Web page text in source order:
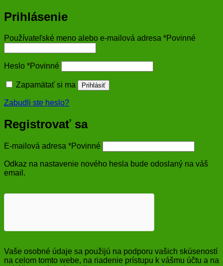
Prihlásenie
Používateľské meno alebo e-mailová adresa *Povinné
Heslo *Povinné
Zapamätať si ma Prihlásiť
Zabudli ste heslo?
Registrovať sa
E-mailová adresa *Povinné
Odkaz na nastavenie nového hesla bude odoslaný na váš
email.
Vaše osobné údaje sa použijú na podporu vašich skúseností
na celom tomto webe, na riadenie prístupu k vášmu účtu a na